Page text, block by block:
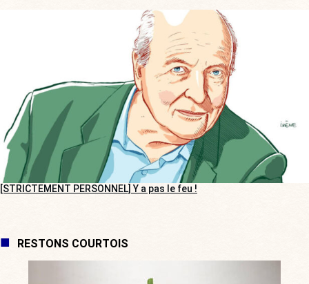
[STRICTEMENT PERSONNEL] Y a pas le feu !
RESTONS COURTOIS